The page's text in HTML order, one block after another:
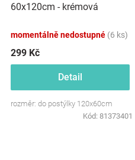
60x120cm - krémová
momentálně nedostupné (6 ks)
299 Kč
Detail
rozměr: do postýlky 120x60cm
Kód: 81373401